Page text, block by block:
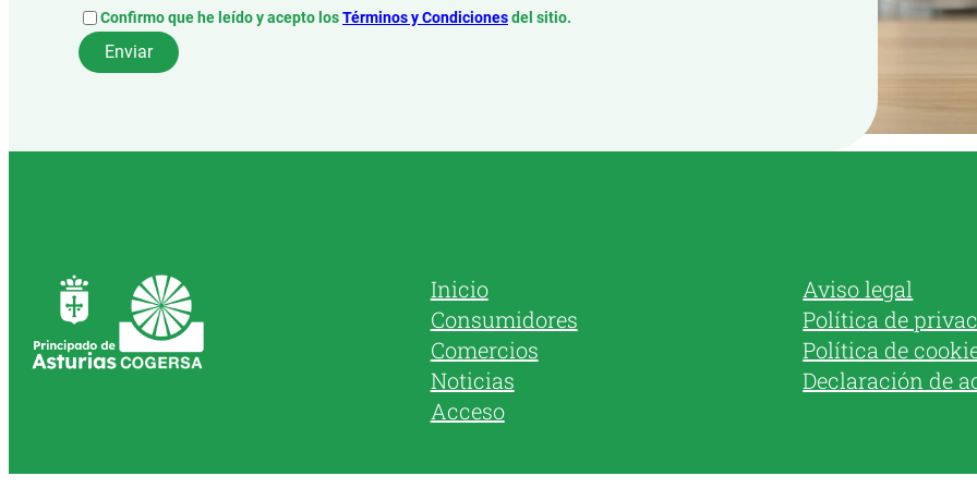
Confirmo que he leído y acepto losTérminos y Condicionesdel sitio.
Inicio
Consumidores
Comercios
Noticias
Acceso
Aviso legal
Política de
Política de
Declaración de